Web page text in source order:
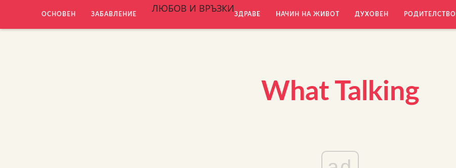
ОСНОВЕН ЗАБАВЛЕНИЕ ЛЮБОВ И ВРЪЗКИЗДРАВЕ НАЧИН НА ЖИВОТ ДУХОВЕН РОДИТЕЛСТВО
What Talking